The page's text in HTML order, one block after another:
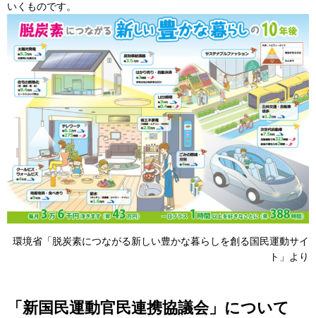
いくものです。
環境省「脱炭素につながる新しい豊かな暮らしを創る国民運動サイ
ト」より
「新国民運動官民連携協議会」について